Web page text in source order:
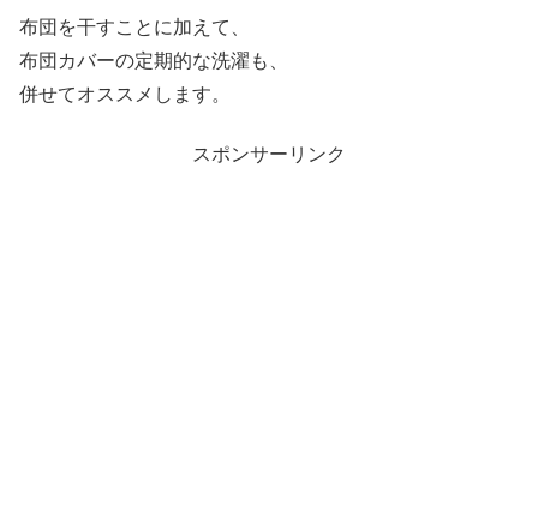
布団を干すことに加えて、
布団カバーの定期的な洗濯も、
併せてオススメします。
スポンサーリンク